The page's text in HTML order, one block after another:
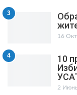
3
16
4
10
2